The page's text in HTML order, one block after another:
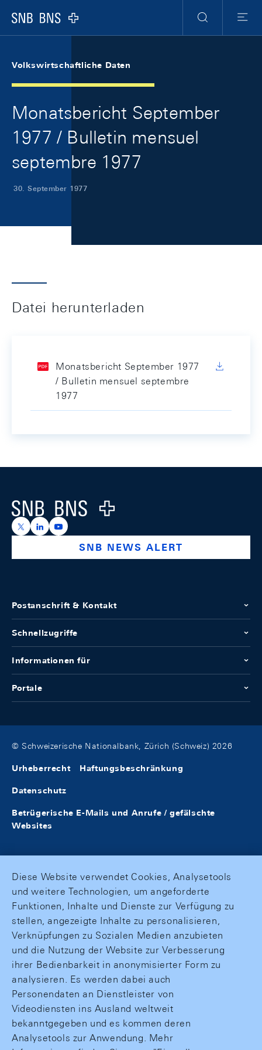
Logo
Suche
Menu
Volkswirtschaftliche Daten
Monatsbericht September
1977 / Bulletin mensuel
septembre 1977
30. September 1977
Datei herunterladen
Monatsbericht September 1977
/ Bulletin mensuel septembre
1977
Logo
https://x.com/snb_bns
https://ch.linkedin.com/company/swiss-national-
https://www.youtube.com/@swissnationalbank
SNB NEWS ALERT
Postanschrift & Kontakt
Schnellzugriffe
Informationen für
Portale
© Schweizerische Nationalbank, Zürich (Schweiz) 2026
Urheberrecht Haftungsbeschränkung
Datenschutz
Betrügerische E-Mails und Anrufe / gefälschte
Websites
Diese Website verwendet Cookies, Analysetools
und weitere Technologien, um angeforderte
Funktionen, Inhalte und Dienste zur Verfügung zu
stellen, angezeigte Inhalte zu personalisieren,
Verknüpfungen zu Sozialen Medien anzubieten
und die Nutzung der Website zur Verbesserung
ihrer Bedienbarkeit in anonymisierter Form zu
analysieren. Es werden dabei auch
Personendaten an Dienstleister von
Videodiensten ins Ausland weltweit
bekanntgegeben und es kommen deren
Analysetools zur Anwendung. Mehr